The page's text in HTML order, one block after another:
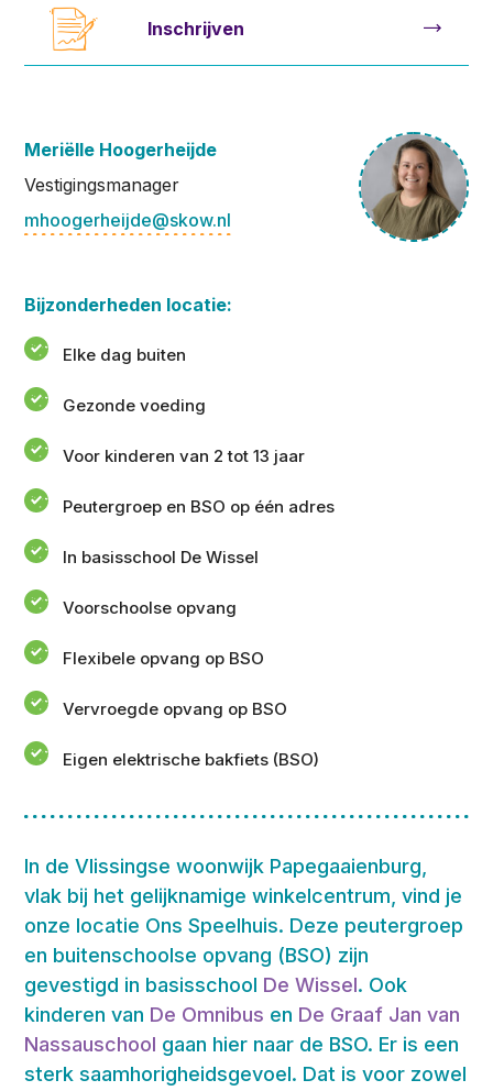
Inschrijven
In de Vlissingse woonwijk Papegaaienburg,
vlak bij het gelijknamige winkelcentrum, vind je
onze locatie Ons Speelhuis. Deze peutergroep
en buitenschoolse opvang (BSO) zijn
gevestigd in basisschool De Wissel. Ook
kinderen van De Omnibus en De Graaf Jan van
Nassauschool gaan hier naar de BSO. Er is een
sterk saamhorigheidsgevoel. Dat is voor zowel
Meriëlle Hoogerheijde
Vestigingsmanager
mhoogerheijde@skow.nl
Bijzonderheden locatie:
Elke dag buiten
Gezonde voeding
Voor kinderen van 2 tot 13 jaar
Peutergroep en BSO op één adres
In basisschool De Wissel
Voorschoolse opvang
Flexibele opvang op BSO
Vervroegde opvang op BSO
Eigen elektrische bakfiets (BSO)